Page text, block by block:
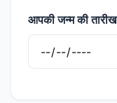
आपकी जन्म की तारीख